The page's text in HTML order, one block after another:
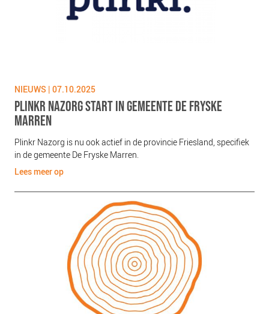
NIEUWS | 07.10.2025
PLINKR NAZORG START IN GEMEENTE DE FRYSKE
MARREN
Plinkr Nazorg is nu ook actief in de provincie Friesland, specifiek
in de gemeente De Fryske Marren.
Lees meer op